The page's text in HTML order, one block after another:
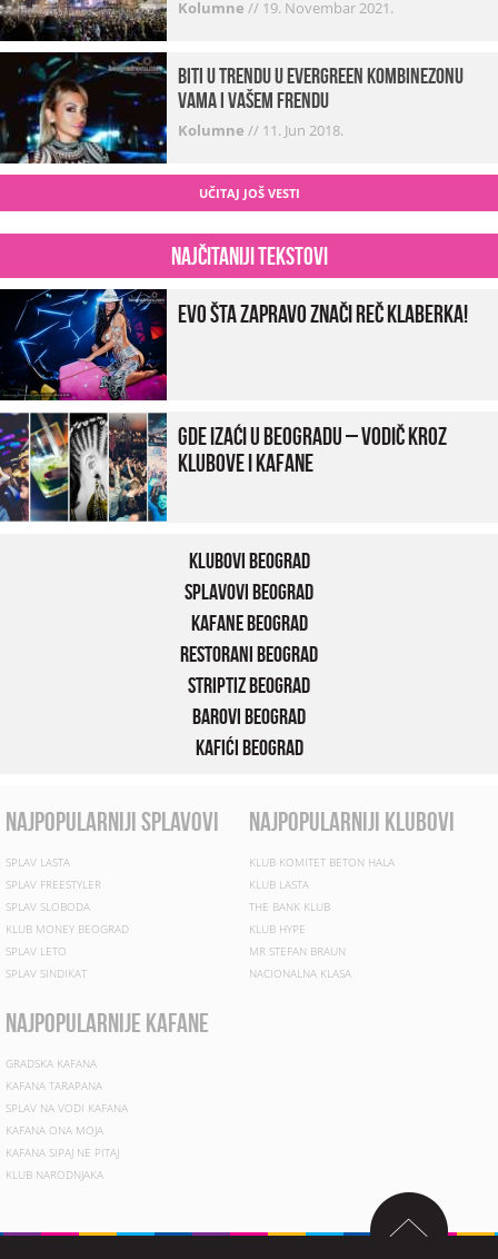
Kolumne // 19. Novembar 2021.
Biti u trendu u Evergreen kombinezonu
vama i vašem frendu
Kolumne // 11. Jun 2018.
UČITAJ JOŠ VESTI
Najčitaniji tekstovi
Evo šta zapravo znači reč klaberka!
Gde izaći u Beogradu – vodič kroz
klubove i kafane
Klubovi Beograd
Splavovi Beograd
Kafane Beograd
Restorani Beograd
Striptiz Beograd
Barovi Beograd
Kafići Beograd
najpopularniji splavovi
SPLAV LASTA
SPLAV FREESTYLER
SPLAV SLOBODA
KLUB MONEY BEOGRAD
SPLAV LETO
SPLAV SINDIKAT
najpopularniji klubovi
KLUB KOMITET BETON HALA
KLUB LASTA
THE BANK KLUB
KLUB HYPE
MR STEFAN BRAUN
NACIONALNA KLASA
najpopularnije kafane
GRADSKA KAFANA
KAFANA TARAPANA
SPLAV NA VODI KAFANA
KAFANA ONA MOJA
KAFANA SIPAJ NE PITAJ
KLUB NARODNJAKA